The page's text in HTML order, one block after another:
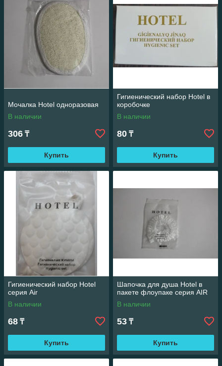
Мочалка Hotel одноразовая
В наличии
306 ₸
Купить
Гигиенический набор Hotel в
коробочке
В наличии
80 ₸
Купить
Гигиенический набор Hotel
серия Air
В наличии
68 ₸
Купить
Шапочка для душа Hotel в
пакете флоупаке серия AIR
В наличии
53 ₸
Купить